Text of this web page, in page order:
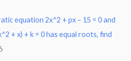
equation 2x^2 + px – 15 = 0 and
+ x) + k = 0 has equal roots, find